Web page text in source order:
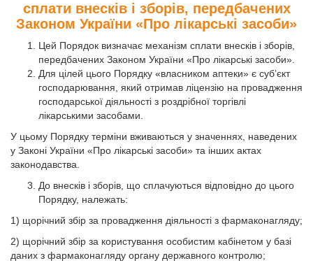
сплати внесків і зборів, передбачених
Законом України «Про лікарські засоби»
Цей Порядок визначає механізм сплати внесків і зборів,
передбачених Законом України «Про лікарські засоби».
Для цілей цього Порядку «власником аптеки» є суб’єкт
господарювання, який отримав ліцензію на провадження
господарської діяльності з роздрібної торгівлі
лікарськими засобами.
У цьому Порядку терміни вживаються у значеннях, наведених
у Законі України «Про лікарські засоби» та інших актах
законодавства.
До внесків і зборів, що сплачуються відповідно до цього
Порядку, належать:
1) щорічний збір за провадження діяльності з фармаконагляду;
2) щорічний збір за користування особистим кабінетом у базі
даних з фармаконагляду органу державного контролю;